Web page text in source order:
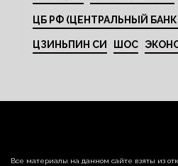
ЦБ РФ (ЦЕНТРАЛЬНЫЙ
ЦЗИНЬПИН СИ ШОС
Все материалы на данном сайте взяты из